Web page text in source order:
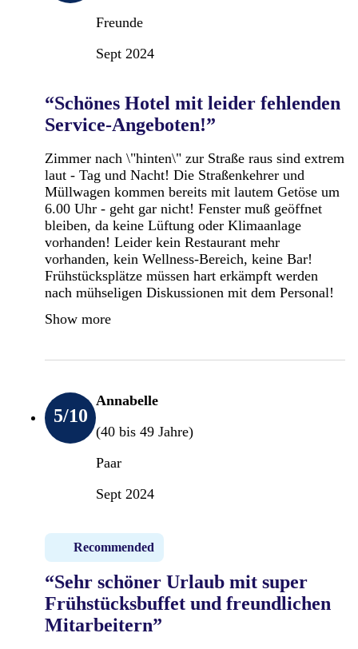
Freunde
Sept 2024
“Schönes Hotel mit leider fehlenden
Service-Angeboten!”
Zimmer nach \"hinten\" zur Straße raus sind extrem
laut - Tag und Nacht! Die Straßenkehrer und
Müllwagen kommen bereits mit lautem Getöse um
6.00 Uhr - geht gar nicht! Fenster muß geöffnet
bleiben, da keine Lüftung oder Klimaanlage
vorhanden! Leider kein Restaurant mehr
vorhanden, kein Wellness-Bereich, keine Bar!
Frühstücksplätze müssen hart erkämpft werden
nach mühseligen Diskussionen mit dem Personal!
Show more
5/10
Annabelle
(40 bis 49 Jahre)
Paar
Sept 2024
Recommended
“Sehr schöner Urlaub mit super
Frühstücksbuffet und freundlichen
Mitarbeitern”